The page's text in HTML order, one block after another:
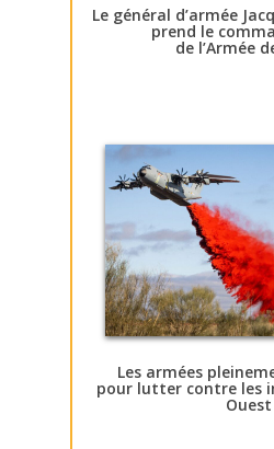
Le général d’armée
prend le
de l’Armée
Les armées
pour lutter contre les
Ouest